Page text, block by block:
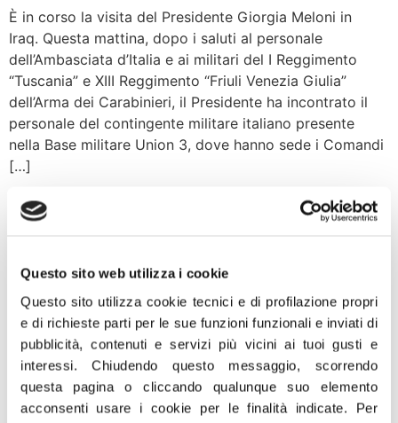
Questo sito web utilizza i cookie
Questo sito utilizza cookie tecnici e di profilazione propri
e di richieste parti per le sue funzioni funzionali e inviati di
pubblicità, contenuti e servizi più vicini ai tuoi gusti e
interessi.Chiudendo questo messaggio, scorrendo
questa pagina o cliccando qualunque suo elemento
acconsenti usare i cookie per le finalità indicate. Per
È in corso la visita del Presidente Giorgia Meloni in
Iraq. Questa mattina, dopo i saluti al personale
dell’Ambasciata d’Italia e ai militari del I Reggimento
“Tuscania” e XIII Reggimento “Friuli Venezia Giulia”
dell’Arma dei Carabinieri, il Presidente ha incontrato il
personale del contingente militare italiano presente
nella Base militare Union 3, dove hanno sede i Comandi
[…]
Cultura, Marcheschi: bene
festività, ma Nardella
improvvisato
“La polemica sull’apertura straordinaria degli Uffizi e dei
Musei Civici Fiorentini suggerisce una riflessione sulla
gestione del patrimonio artistico italiano. Bene ha fatto
il ministro Sangiuliano a sottolineare che è